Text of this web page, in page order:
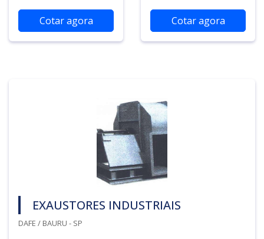
Cotar agora Cotar agora
EXAUSTORES INDUSTRIAIS
DAFE / BAURU - SP